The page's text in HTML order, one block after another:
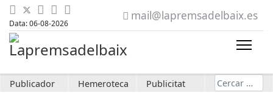
Data: 06-08-2026
mail@lapremsadelbaix.es
Publicador Hemeroteca Publicitat Cerca